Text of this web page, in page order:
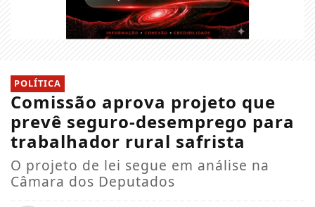
POLÍTICA
Comissão aprova projeto que
prevê seguro-desemprego para
trabalhador rural safrista
O projeto de lei segue em análise na
Câmara dos Deputados